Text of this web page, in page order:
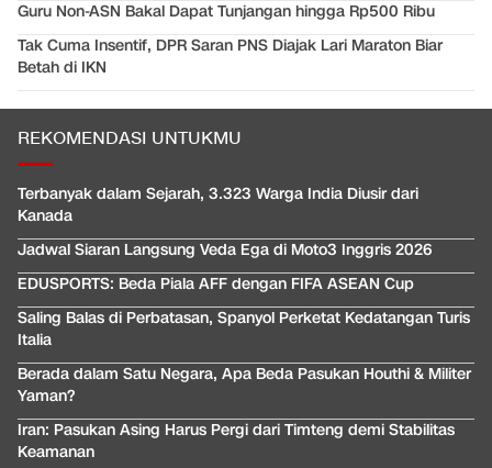
Guru Non-ASN Bakal Dapat Tunjangan hingga Rp500 Ribu
Tak Cuma Insentif, DPR Saran PNS Diajak Lari Maraton Biar
Betah di IKN
REKOMENDASI UNTUKMU
Terbanyak dalam Sejarah, 3.323 Warga India Diusir dari
Kanada
Jadwal Siaran Langsung Veda Ega di Moto3 Inggris 2026
EDUSPORTS: Beda Piala AFF dengan FIFA ASEAN Cup
Saling Balas di Perbatasan, Spanyol Perketat Kedatangan Turis
Italia
Berada dalam Satu Negara, Apa Beda Pasukan Houthi & Militer
Yaman?
Iran: Pasukan Asing Harus Pergi dari Timteng demi Stabilitas
Keamanan